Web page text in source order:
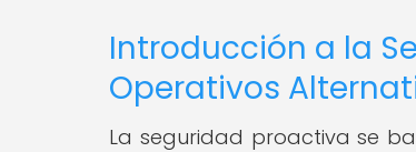
Introducción a la
Operativos
La seguridad proactiva se